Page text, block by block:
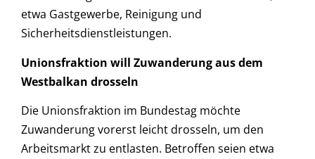
etwa Gastgewerbe, Reinigung und
Sicherheitsdienstleistungen.
Unionsfraktion will Zuwanderung aus dem
Westbalkan drosseln
Die Unionsfraktion im Bundestag möchte
Zuwanderung vorerst leicht drosseln, um den
Arbeitsmarkt zu entlasten. Betroffen seien etwa